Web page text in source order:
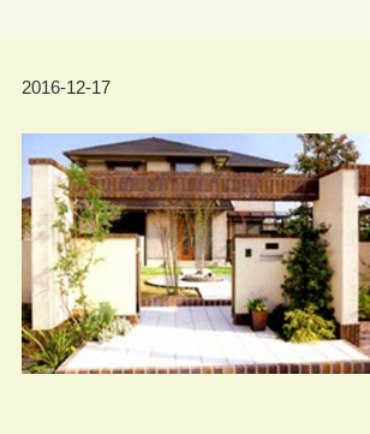
2016-12-17